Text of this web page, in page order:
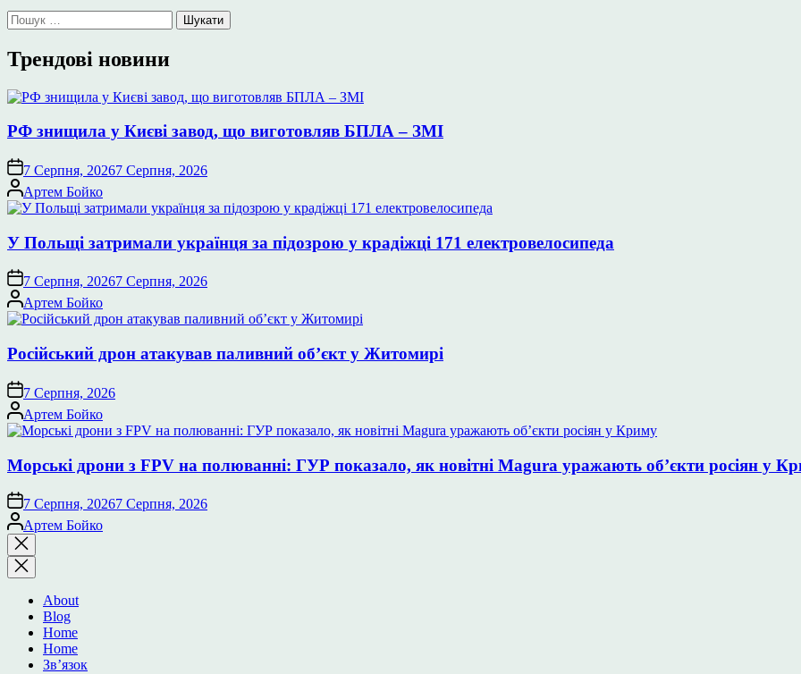
Пошук:
Трендові новини
РФ знищила у Києві завод, що виготовляв БПЛА – ЗМІ
7 Серпня, 20267 Серпня, 2026
Опубліковано
Артем Бойко
У Польщі затримали українця за підозрою у крадіжці 171 електровелосипеда
7 Серпня, 20267 Серпня, 2026
Опубліковано
Артем Бойко
Російський дрон атакував паливний об’єкт у Житомирі
7 Серпня, 2026
Опубліковано
Артем Бойко
Морські дрони з FPV на полюванні: ГУР показало, як новітні Magura уражають об’єкти росіян у
7 Серпня, 20267 Серпня, 2026
Опубліковано
Артем Бойко
Закрити
пошук
About
Blog
Home
Home
Зв’язок